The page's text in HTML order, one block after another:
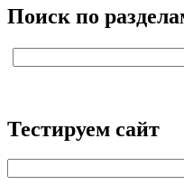
Поиск по
Тестируем сайт